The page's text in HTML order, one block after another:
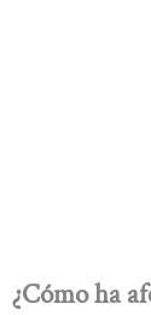
¿Cómo ha